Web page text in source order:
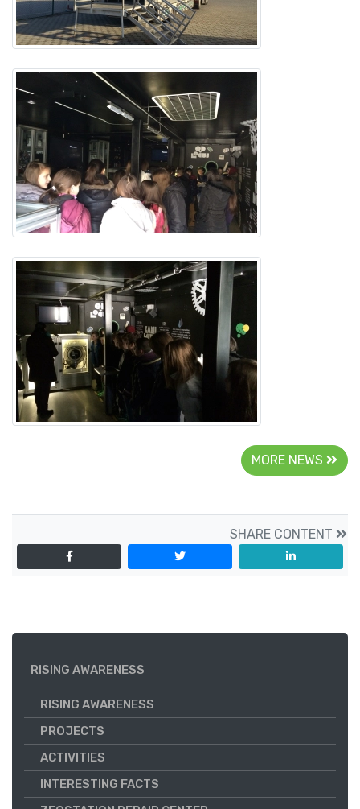
MORE NEWS
SHARE CONTENT
RISING AWARENESS
RISING AWARENESS
PROJECTS
ACTIVITIES
INTERESTING FACTS